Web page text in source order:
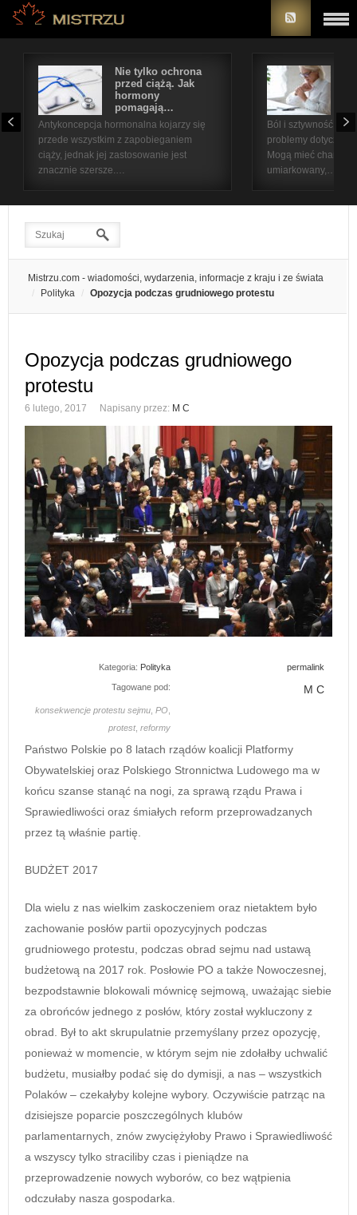
Nie tylko ochrona
przed ciążą. Jak
hormony
pomagają…
Antykoncepcja hormonalna kojarzy się
przede wszystkim z zapobieganiem
ciąży, jednak jej zastosowanie jest
znacznie szersze.…
Ból i sztywność
problemy
Mogą mieć
umiarkowany,…
Mistrzu.com - wiadomości, wydarzenia, informacje z kraju i ze świata
Polityka
Opozycja podczas grudniowego protestu
Opozycja podczas grudniowego
protestu
6 lutego, 2017 Napisany przez: M C
Kategoria: Polityka permalink
Tagowane pod:
konsekwencje protestu sejmu PO
protest, reformy
M C
Państwo Polskie po 8 latach rządów koalicji Platformy
Obywatelskiej oraz Polskiego Stronnictwa Ludowego ma w
końcu szanse stanąć na nogi, za sprawą rządu Prawa i
Sprawiedliwości oraz śmiałych reform przeprowadzanych
przez tą właśnie partię.
BUDŻET 2017
Dla wielu z nas wielkim zaskoczeniem oraz nietaktem było
zachowanie posłów partii opozycyjnych podczas
grudniowego protestu, podczas obrad sejmu nad ustawą
budżetową na 2017 rok. Posłowie PO a także Nowoczesnej,
bezpodstawnie blokowali mównicę sejmową, uważając siebie
za obrońców jednego z posłów, który został wykluczony z
obrad. Był to akt skrupulatnie przemyślany przez opozycję,
ponieważ w momencie, w którym sejm nie zdołałby uchwalić
budżetu, musiałby podać się do dymisji, a nas – wszystkich
Polaków – czekałyby kolejne wybory. Oczywiście patrząc na
dzisiejsze poparcie poszczególnych klubów
parlamentarnych, znów zwyciężyłoby Prawo i Sprawiedliwość
a wszyscy tylko straciliby czas i pieniądze na
przeprowadzenie nowych wyborów, co bez wątpienia
odczułaby nasza gospodarka.